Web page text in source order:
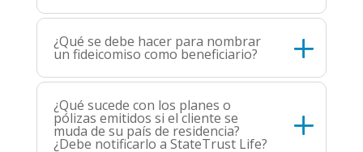
¿Qué se debe hacer para nombrar
un fideicomiso como beneficiario?
¿Qué sucede con los planes o
pólizas emitidos si el cliente se
muda de su país de residencia?
¿Debe notificarlo a StateTrust Life?